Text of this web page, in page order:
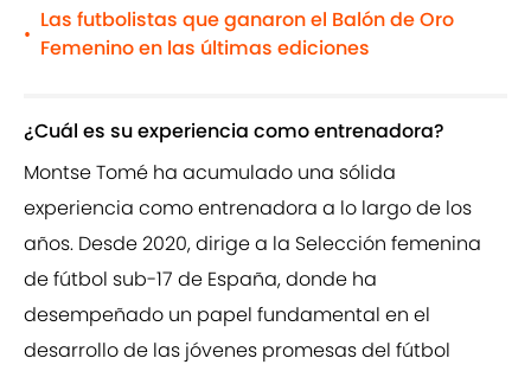
•
Las futbolistas que ganaron el Balón de Oro
Femenino en las últimas ediciones
¿Cuál es su experiencia como entrenadora?
Montse Tomé ha acumulado una sólida
experiencia como entrenadora a lo largo de los
años. Desde 2020, dirige a la Selección femenina
de fútbol sub-17 de España, donde ha
desempeñado un papel fundamental en el
desarrollo de las jóvenes promesas del fútbol